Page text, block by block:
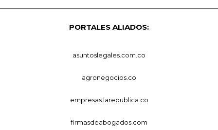
PORTALES ALIADOS:
asuntoslegales.com.co
agronegocios.co
empresas.larepublica.co
firmasdeabogados.com